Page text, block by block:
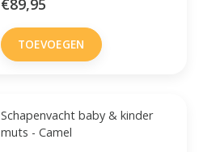
€89,95
TOEVOEGEN
Schapenvacht baby & kinder
muts - Camel